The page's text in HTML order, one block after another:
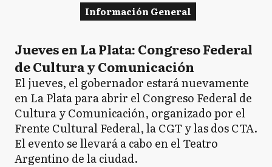
Información General
Jueves en La Plata: Congreso Federal
de Cultura y Comunicación
El jueves, el gobernador estará nuevamente
en La Plata para abrir el Congreso Federal de
Cultura y Comunicación, organizado por el
Frente Cultural Federal, la CGT y las dos CTA.
El evento se llevará a cabo en el Teatro
Argentino de la ciudad.